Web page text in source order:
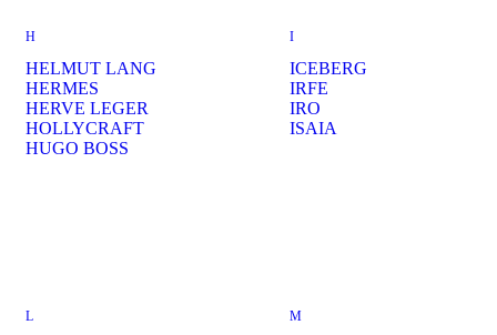
H
HELMUT LANG
HERMES
HERVE LEGER
HOLLYCRAFT
HUGO BOSS
I
ICEBERG
IRFE
IRO
ISAIA
L M